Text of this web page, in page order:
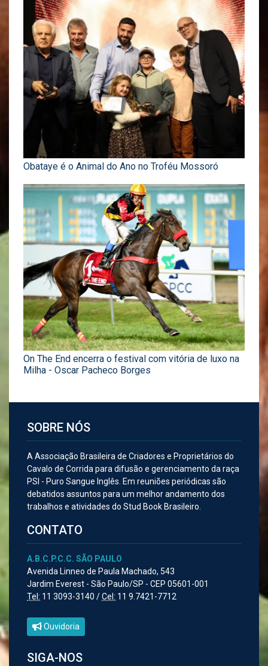
Obataye é o Animal do Ano no Troféu Mossoró
On The End encerra o festival com vitória de luxo na
Milha - Oscar Pacheco Borges
SOBRE NÓS
A Associação Brasileira de Criadores e Proprietários do
Cavalo de Corrida para difusão e gerenciamento da raça
PSI - Puro Sangue Inglês. Em reuniões periódicas são
debatidos assuntos para um melhor andamento dos
trabalhos e atividades do Stud Book Brasileiro.
CONTATO
A.B.C.P.C.C. SÃO PAULO
Avenida Linneo de Paula Machado, 543
Jardim Everest - São Paulo/SP - CEP 05601-001
Tel: 11 3093-3140 /Cel: 11 9.7421-7712
Ouvidoria
SIGA-NOS